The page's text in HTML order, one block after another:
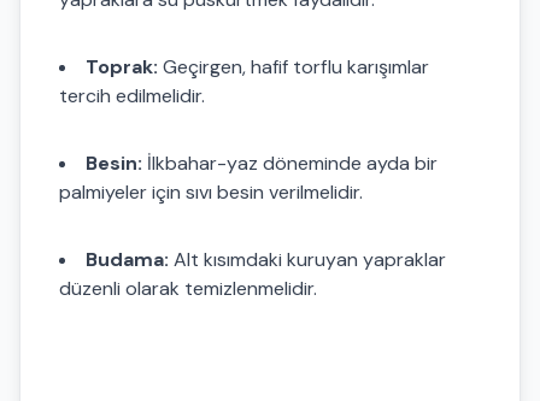
Toprak: Geçirgen, hafif torflu karışımlar
tercih edilmelidir.
Besin: İlkbahar-yaz döneminde ayda bir
palmiyeler için sıvı besin verilmelidir.
Budama: Alt kısımdaki kuruyan yapraklar
düzenli olarak temizlenmelidir.